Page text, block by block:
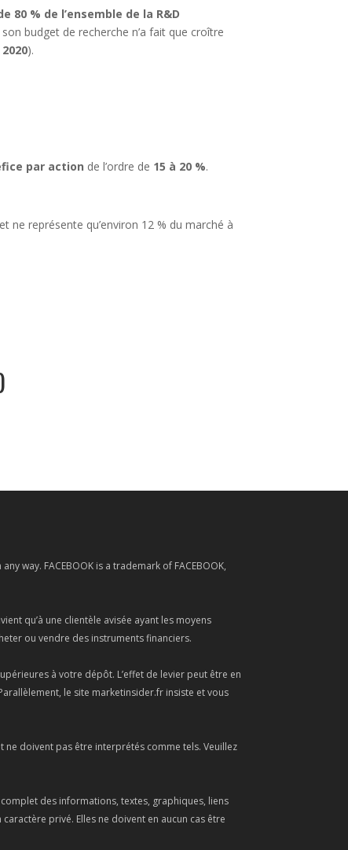
80 % de l’ensemble de la R&D
budget de recherche n’a fait que croître
).
par action de l’ordre de 15 à 20 %.
ne représente qu’environ 12 % du marché à
way. FACEBOOK is a trademark of FACEBOOK,
qu’à une clientèle avisée ayant les moyens
ou vendre des instruments financiers.
à votre dépôt. L’effet de levier peut être en
le site marketinsider.fr insiste et vous
doivent pas être interprétés comme tels. Veuillez
des informations, textes, graphiques, liens
privé. Elles ne doivent en aucun cas être